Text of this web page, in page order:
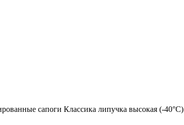
сапоги Классика липучка высокая (-40°С)